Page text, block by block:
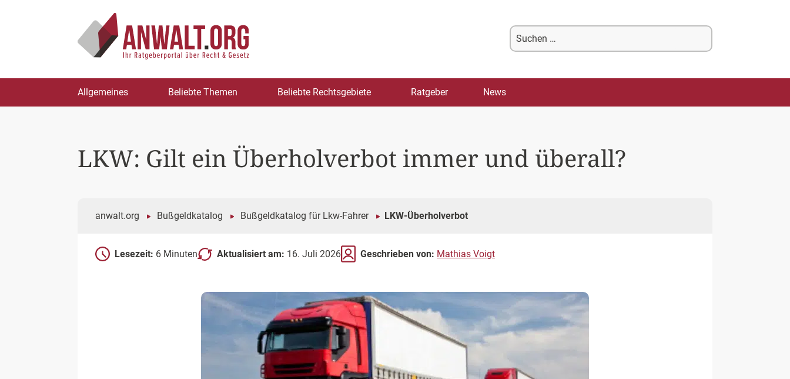
Suchen
nach:
springen
Allgemeines Beliebte Themen Beliebte Rechtsgebiete Ratgeber News
LKW: Gilt ein Überholverbot immer und überall?
anwalt.org Bußgeldkatalog Bußgeldkatalog für Lkw-Fahrer LKW-Überholverbot
Lesezeit: 6 Minuten Aktualisiert am: 16. Juli 2026 Geschrieben von: Mathias Voigt